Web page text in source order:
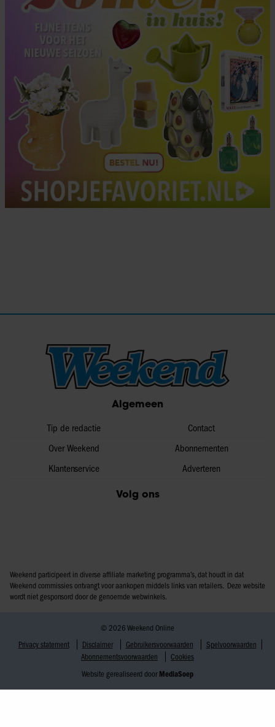
Algemeen
Tip de redactie
Over Weekend
Klantenservice
Contact
Abonnementen
Adverteren
Volg ons
Weekend participeert in diverse affiliate marketing programma’s, dat houdt in dat
Weekend commissies ontvangt voor aankopen middels links van retailers. Deze website
wordt niet gesponsord door de genoemde webwinkels.
© 2026 Weekend Online
Privacy statement
Disclaimer Gebruikersvoorwaarden
Spelvoorwaarden
Abonnementsvoorwaarden
Cookies
Website gerealiseerd door MediaSoep